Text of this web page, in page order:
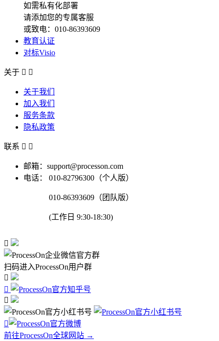
如需私有化部署
请添加您的专属客服
或致电：010-86393609
教育认证
对标Visio
关于  
关于我们
加入我们
服务条款
隐私政策
联系  
邮箱：support@processon.com
电话：
010-82796300（个人版）
010-86393609（团队版）
(工作日 9:30-18:30)

扫码进入ProcessOn用户群




前往ProcessOn全球网站 →